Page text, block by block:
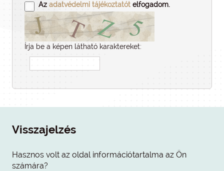
Az adatvédelmi tájékoztatót elfogadom.
Írja be a képen látható karaktereket:
Visszajelzés
Hasznos volt az oldal információtartalma az Ön
számára?